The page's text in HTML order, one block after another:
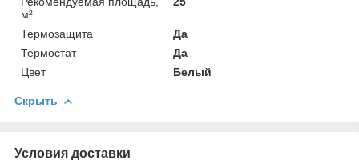
м²
Термозащита
Да
Термостат
Да
Цвет
Белый
Скрыть
Условия доставки